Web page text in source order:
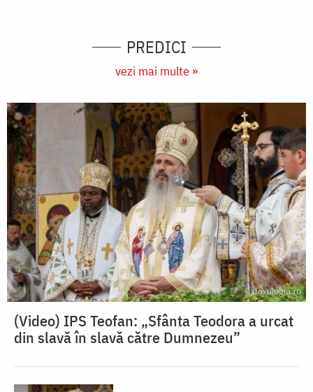
PREDICI
vezi mai multe »
(Video) IPS Teofan: „Sfânta Teodora a urcat
din slavă în slavă către Dumnezeu”